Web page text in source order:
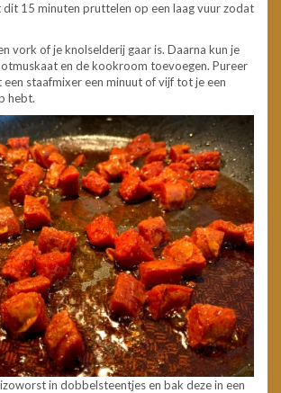
dit 15 minuten pruttelen op een laag vuur zodat
vork of je knolselderij gaar is. Daarna kun je
en de kookroom toevoegen. Pureer
een staafmixer een minuut of vijf tot je een
hebt.
in dobbelsteentjes en bak deze in een